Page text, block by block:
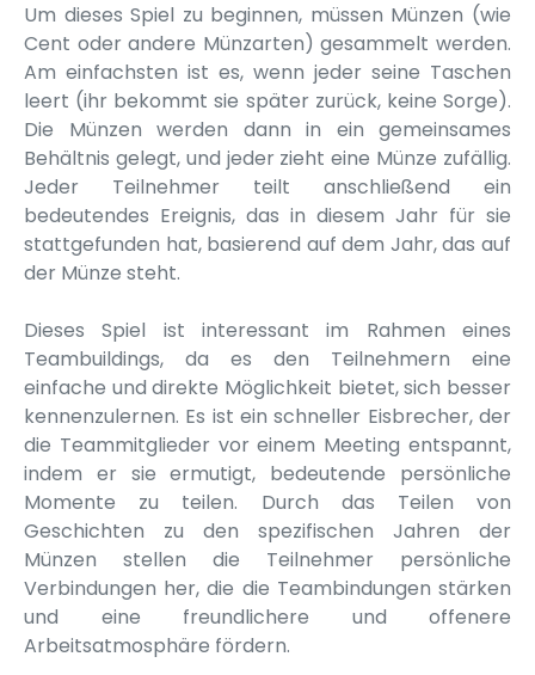
Um dieses Spiel zu beginnen, müssen Münzen (wie
Cent oder andere Münzarten) gesammelt werden.
Am einfachsten ist es, wenn jeder seine Taschen
leert (ihr bekommt sie später zurück, keine Sorge).
Die Münzen werden dann in ein gemeinsames
Behältnis gelegt, und jeder zieht eine Münze zufällig.
Jeder Teilnehmer teilt anschließend ein
bedeutendes Ereignis, das in diesem Jahr für sie
stattgefunden hat, basierend auf dem Jahr, das auf
der Münze steht.
Dieses Spiel ist interessant im Rahmen eines
Teambuildings, da es den Teilnehmern eine
einfache und direkte Möglichkeit bietet, sich besser
kennenzulernen. Es ist ein schneller Eisbrecher, der
die Teammitglieder vor einem Meeting entspannt,
indem er sie ermutigt, bedeutende persönliche
Momente zu teilen. Durch das Teilen von
Geschichten zu den spezifischen Jahren der
Münzen stellen die Teilnehmer persönliche
Verbindungen her, die die Teambindungen stärken
und eine freundlichere und offenere
Arbeitsatmosphäre fördern.